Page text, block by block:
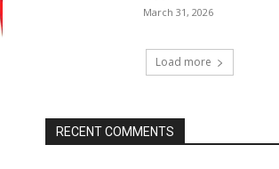
March 31, 2026
Load more
RECENT COMMENTS